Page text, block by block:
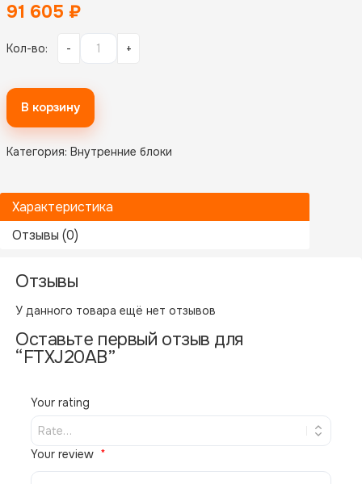
91 605 ₽
Кол-во: - +
В корзину
Категория: Внутренние блоки
Характеристика
Отзывы (0)
Производитель
Отзывы
У данного товара ещё нет отзывов
Оставьте первый отзыв для
“FTXJ20AB”
Your rating
Your review
Похожие товары
В НАЛИЧИИ